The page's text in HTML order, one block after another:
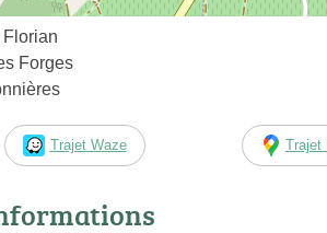
Forges
Trajet Waze Trajet